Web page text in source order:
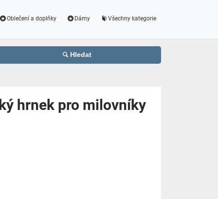
Oblečení a doplňky Dámy Všechny kategorie
Hledat
hrnek pro milovníky